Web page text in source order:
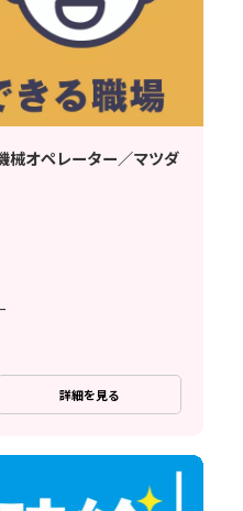
械オペレーター／マツダ
詳細を見る